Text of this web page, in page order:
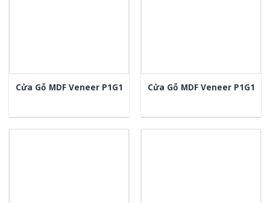
Cửa Gỗ MDF Veneer P1G1 Cửa Gỗ MDF Veneer P1G1